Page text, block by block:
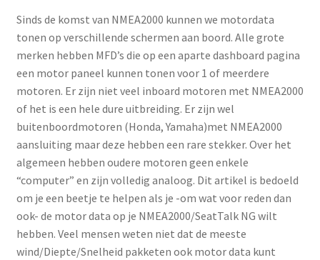
Sinds de komst van NMEA2000 kunnen we motordata
tonen op verschillende schermen aan boord. Alle grote
merken hebben MFD’s die op een aparte dashboard pagina
een motor paneel kunnen tonen voor 1 of meerdere
motoren. Er zijn niet veel inboard motoren met NMEA2000
of het is een hele dure uitbreiding. Er zijn wel
buitenboordmotoren (Honda, Yamaha)met NMEA2000
aansluiting maar deze hebben een rare stekker. Over het
algemeen hebben oudere motoren geen enkele
“computer” en zijn volledig analoog. Dit artikel is bedoeld
om je een beetje te helpen als je -om wat voor reden dan
ook- de motor data op je NMEA2000/SeatTalk NG wilt
hebben. Veel mensen weten niet dat de meeste
wind/Diepte/Snelheid pakketen ook motor data kunt